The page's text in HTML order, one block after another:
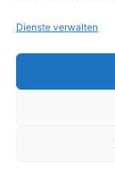
Dienste verwalten